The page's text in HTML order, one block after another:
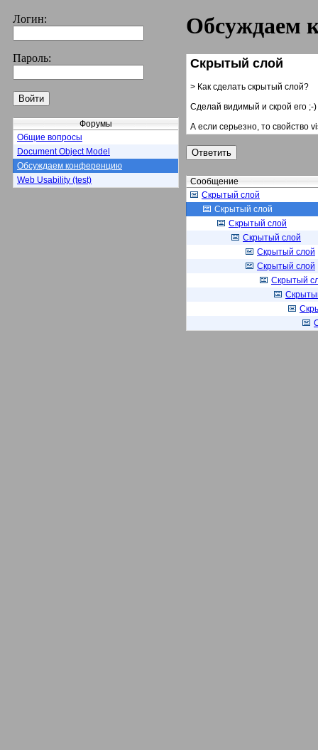
Логин:
Пароль:
Форумы
Общие вопросы
Document Object Model
Обсуждаем конференцию
Web Usability (test)
Обсуждаем
Скрытый слой
> Как сделать скрытый слой?
Сделай видимый и скрой его ;-)
А если серьезно, то свойство
Сообщение
Скрытый слой
Скрытый слой
Скрытый слой
Скрытый слой
Скрытый слой
Скрытый слой
Скрытый